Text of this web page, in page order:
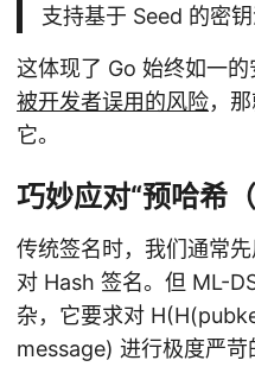
支持基于 Seed 的密
这体现了 Go 始终如一
被开发者误用的风险，
它。
巧妙应对“预哈希
传统签名时，我们通常
对 Hash 签名。但 ML-
杂，它要求对
message) 进行极度严苛